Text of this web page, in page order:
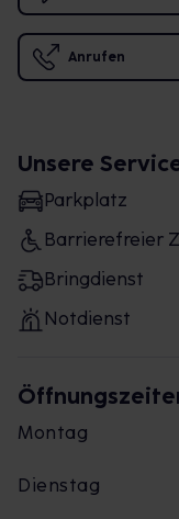
Anrufen
Unsere
Parkplatz
Barrierefreier
Bringdienst
Notdienst
Montag
Dienstag